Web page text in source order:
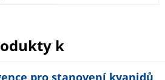
k
pro stanovení kyanidů,